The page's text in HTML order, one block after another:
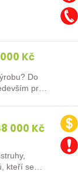
Kč
Do
práci
000 Kč
kteří se…